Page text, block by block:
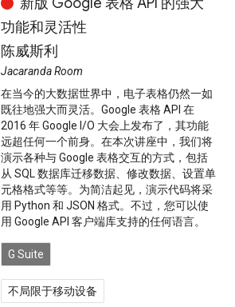
功能和灵活性
陈威斯利
Jacaranda Room
在当今的大数据世界中，电子表格仍然一如
既往地强大而灵活。Google 表格 API 在
2016 年 Google I/O 大会上发布了，其功能
远超任何一个前身。在本次讲座中，我们将
演示各种与 Google 表格交互的方式，包括
从 SQL 数据库迁移数据、修改数据、设置单
元格格式等等。为简洁起见，演示代码将采
用 Python 和 JSON 格式。不过，您可以使
用 Google API 客户端库支持的任何语言。
G Suite
不局限于移动设备